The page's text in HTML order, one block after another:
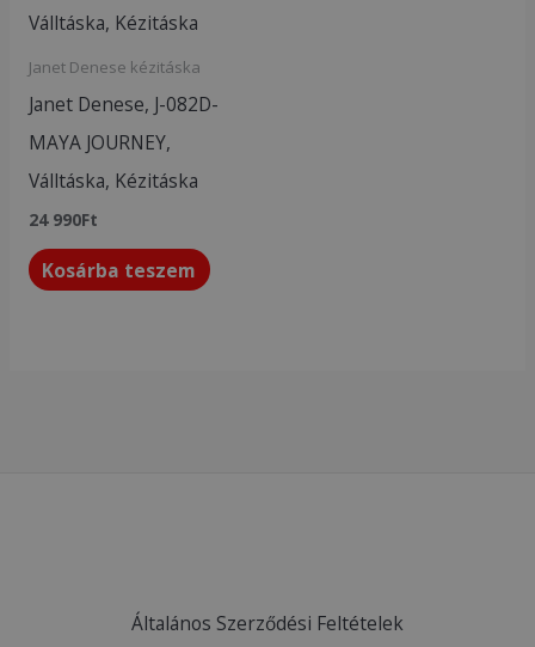
Janet Denese kézitáska
Janet Denese, J-082D-
MAYA JOURNEY,
Válltáska, Kézitáska
24 990Ft
Kosárba teszem
Általános Szerződési Feltételek